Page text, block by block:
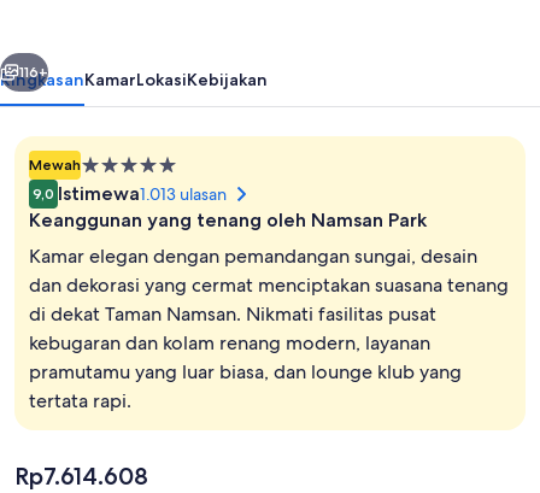
Eksterior
Berikutnya
116+
RingkasanKamarLokasiKebijakan
MewahProperti
bintang
5.0
9,0 Istimewa1.013 ulasan
Keanggunan yang tenang oleh Namsan Park
Kamar elegan dengan pemandangan sungai, desain
dan dekorasi yang cermat menciptakan suasana tenang
di dekat Taman Namsan. Nikmati fasilitas pusat
kebugaran dan kolam renang modern, layanan
pramutamu yang luar biasa, dan lounge klub yang
tertata rapi.
Harga
Rp7.614.608